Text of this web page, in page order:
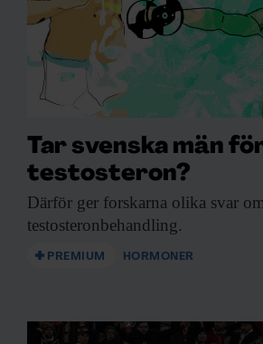
Tar svenska män
testosteron?
Därför ger forskarna olika svar om
testosteronbehandling.
PREMIUM HORMONER